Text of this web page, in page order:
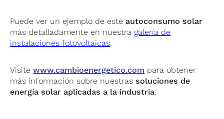
Puede ver un ejemplo de este autoconsumo solar
más detalladamente en nuestra galería de
instalaciones fotovoltaicas.
Visitewww.cambioenergetico.com para obtener
más información sobre nuestrassoluciones de
energía solar aplicadas a la industria.